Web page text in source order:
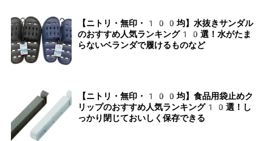
【ニトリ・無印・100均】水抜きサンダル
のおすすめ人気ランキング10選！水がたま
らないベランダで履けるものなど
【ニトリ・無印・100均】食品用袋止めク
リップのおすすめ人気ランキング10選！し
っかり閉じておいしく保存できる